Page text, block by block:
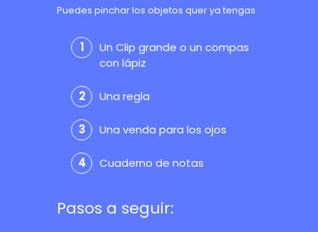
Puedes pinchar los objetos quer ya tengas
Un Clip grande o un compas
con lápiz
Una regla
Una venda para los ojos
Cuaderno de notas
Pasos a seguir: